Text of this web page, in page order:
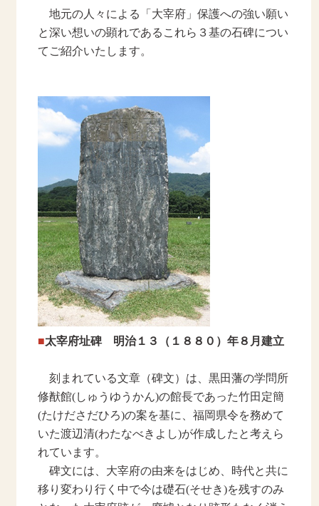
地元の人々による「大宰府」保護への強い願い
と深い想いの顕れであるこれら３基の石碑につい
てご紹介いたします。
■太宰府址碑 明治１３（１８８０）年８月建立
刻まれている文章（碑文）は、黒田藩の学問所
修猷館(しゅうゆうかん)の館長であった竹田定簡
(たけださだひろ)の案を基に、福岡県令を務めて
いた渡辺清(わたなべきよし)が作成したと考えら
れています。
碑文には、大宰府の由来をはじめ、時代と共に
移り変わり行く中で今は礎石(そせき)を残すのみ